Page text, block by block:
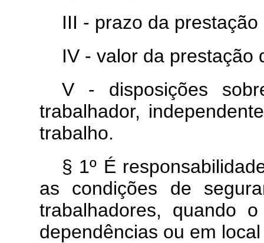
III - prazo da
IV - valor da prestação
V - disposições
trabalhador,
trabalho.
§ 1º É
as condições de
trabalhadores, quando
dependências ou em